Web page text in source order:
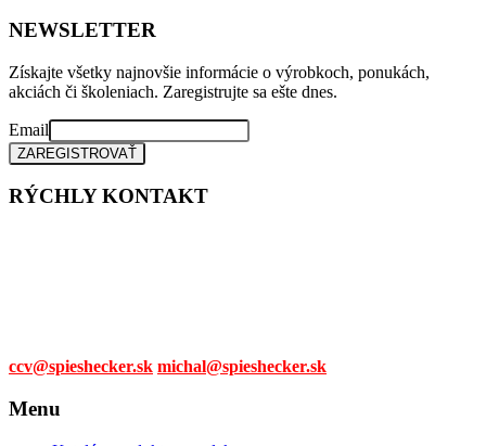
variantov.
Možnosti
si
môžete
vybrať
produktu.
NEWSLETTER
Získajte všetky najnovšie informácie o výrobkoch, ponukách,
akciách či školeniach. Zaregistrujte sa ešte dnes.
Email
RÝCHLY KONTAKT
ccv@spieshecker.sk michal@spieshecker.sk
Menu